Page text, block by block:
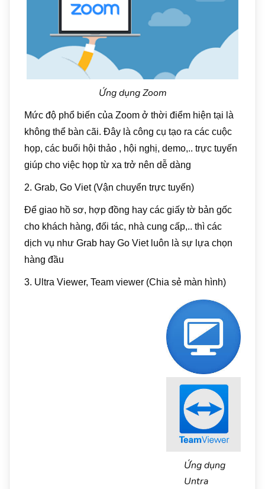
Ứng dụng Zoom
Mức độ phổ biến của Zoom ở thời điểm hiện tại là
không thể bàn cãi. Đây là công cụ tạo ra các cuộc
họp, các buổi hội thảo , hội nghị, demo,.. trực tuyến
giúp cho việc họp từ xa trở nên dễ dàng
2. Grab, Go Viet (Vận chuyển trực tuyến)
Để giao hồ sơ, hợp đồng hay các giấy tờ bản gốc
cho khách hàng, đối tác, nhà cung cấp,.. thì các
dịch vụ như Grab hay Go Viet luôn là sự lựa chọn
hàng đầu
3. Ultra Viewer, Team viewer (Chia sẻ màn hình)
Ứng dụng
Untra